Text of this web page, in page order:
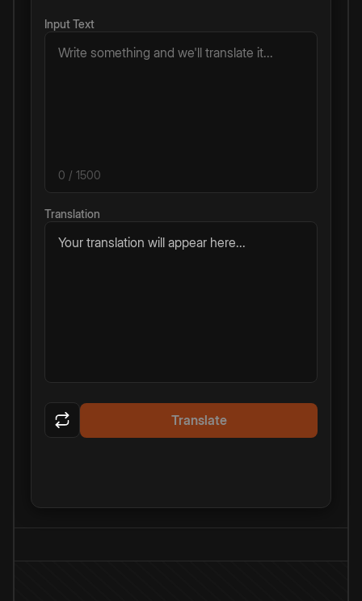
Input Text
0 / 1500
Translation
Your translation will appear here...
Translate